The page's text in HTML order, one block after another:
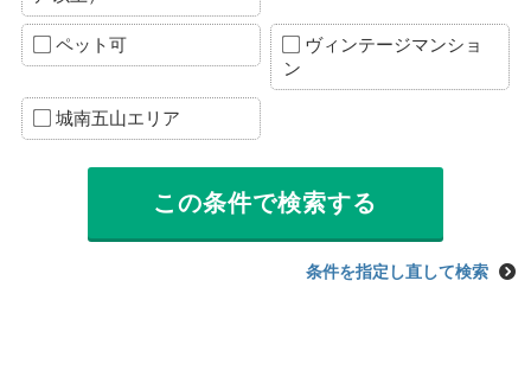
ペット可
ヴィンテージマンショ
ン
城南五山エリア
条件を指定し直して検索